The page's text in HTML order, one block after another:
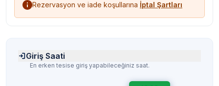
Rezervasyon ve iade koşullarına İptal Şartları
Giriş Saati
En erken tesise giriş yapabileceğiniz saat.